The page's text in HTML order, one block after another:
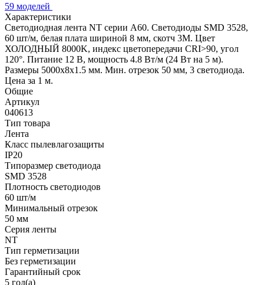
59 моделей
Характеристики
Светодиодная лента NT серии A60. Светодиоды SMD 3528,
60 шт/м, белая плата шириной 8 мм, скотч 3M. Цвет
ХОЛОДНЫЙ 8000K, индекс цветопередачи CRI>90, угол
120°. Питание 12 В, мощность 4.8 Вт/м (24 Вт на 5 м).
Размеры 5000x8x1.5 мм. Мин. отрезок 50 мм, 3 светодиода.
Цена за 1 м.
Общие
Артикул
040613
Тип товара
Лента
Класс пылевлагозащиты
IP20
Типоразмер светодиода
SMD 3528
Плотность светодиодов
60 шт/м
Минимальный отрезок
50 мм
Серия ленты
NT
Тип герметизации
Без герметизации
Гарантийный срок
5 год(а)